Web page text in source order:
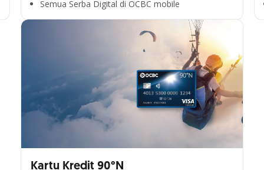
Semua Serba Digital di OCBC mobile
Kartu Kredit 90°N